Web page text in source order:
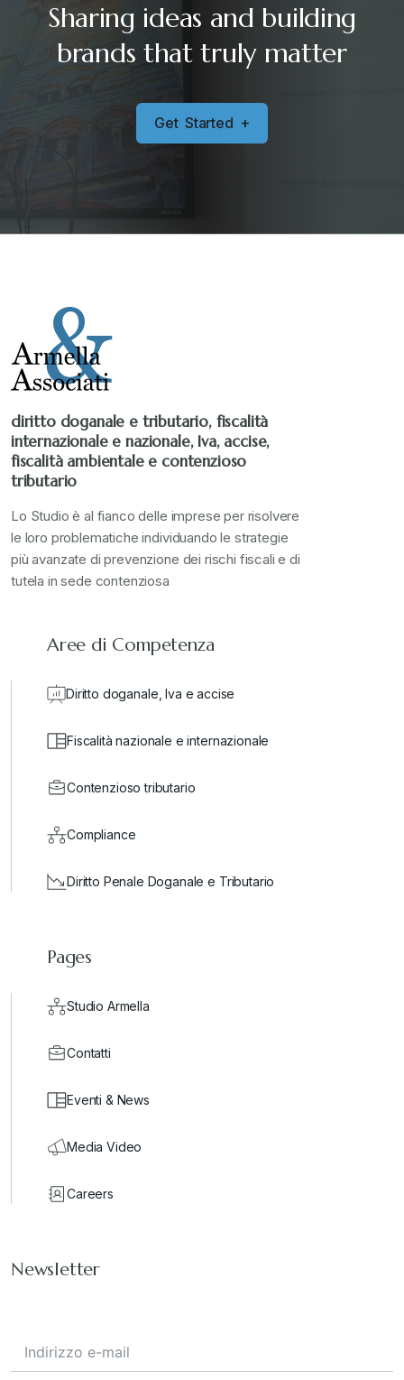
Sharing ideas and building
brands that truly matter
Get Started +
diritto doganale e tributario, fiscalità
internazionale e nazionale, Iva, accise,
fiscalità ambientale e contenzioso
tributario
Lo Studio è al fianco delle imprese per risolvere
le loro problematiche individuando le strategie
più avanzate di prevenzione dei rischi fiscali e di
tutela in sede contenziosa
Aree di Competenza
Diritto doganale, Iva e accise
Fiscalità nazionale e internazionale
Contenzioso tributario
Compliance
Diritto Penale Doganale e Tributario
Pages
Studio Armella
Contatti
Eventi & News
Media Video
Careers
Newsletter